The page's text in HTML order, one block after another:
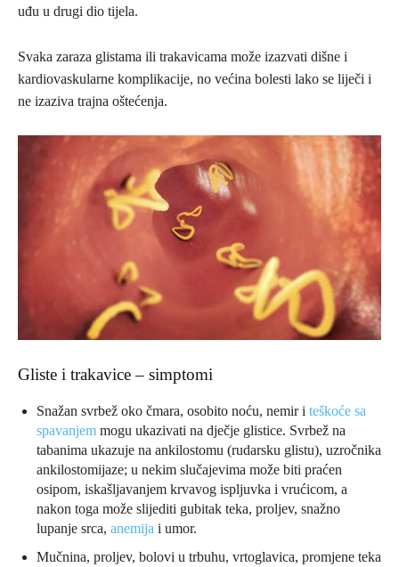
uđu u drugi dio tijela.
Svaka zaraza glistama ili trakavicama može izazvati dišne i
kardiovaskularne komplikacije, no većina bolesti lako se liječi i
ne izaziva trajna oštećenja.
Gliste i trakavice – simptomi
Snažan svrbež oko čmara, osobito noću, nemir i teškoće sa
spavanjem mogu ukazivati na dječje glistice. Svrbež na
tabanima ukazuje na ankilostomu (rudarsku glistu), uzročnika
ankilostomijaze; u nekim slučajevima može biti praćen
osipom, iskašljavanjem krvavog ispljuvka i vrućicom, a
nakon toga može slijediti gubitak teka, proljev, snažno
lupanje srca, anemija i umor.
Mučnina, proljev, bolovi u trbuhu, vrtoglavica, promjene teka